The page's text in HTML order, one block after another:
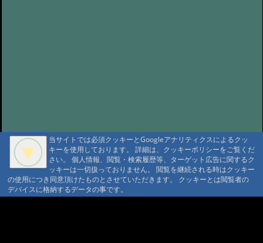
当サイトでは必須クッキーとGoogleアナリティクスによるクッ
キーを使用しております。 詳細は、クッキーポリシーをご覧くだ
さい。 個人情報、閲覧・検索履歴等、ターゲット広告に関するク
ッキーは一切扱っておりません。 閲覧を継続される時はクッキー
の使用につき同意頂けたものとさせていただきます。 クッキーとは閲覧者の
デバイスに格納するデータの事です。